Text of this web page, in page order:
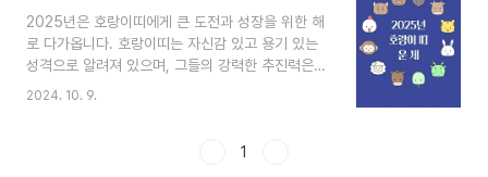
2025년은 호랑이띠에게 큰 도전과 성장을 위한 해
로 다가옵니다. 호랑이띠는 자신감 있고 용기 있는
성격으로 알려져 있으며, 그들의 강력한 추진력은
올해 큰 성과로 이어질 것입니다. 하지만 지나친 자
호랑이띠의 2025년 운세를 분석하여 금전운, 연애
2024. 10. 9.
1